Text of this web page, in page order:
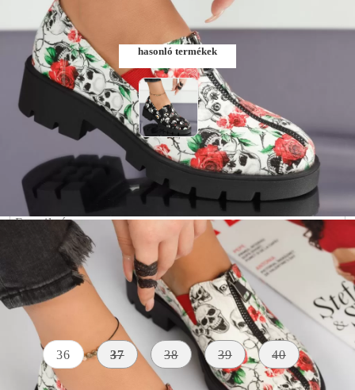
hasonló termékek
Méret: Méret útmutató
36 37 38 39 40
Szólj, ha elérhető lesz